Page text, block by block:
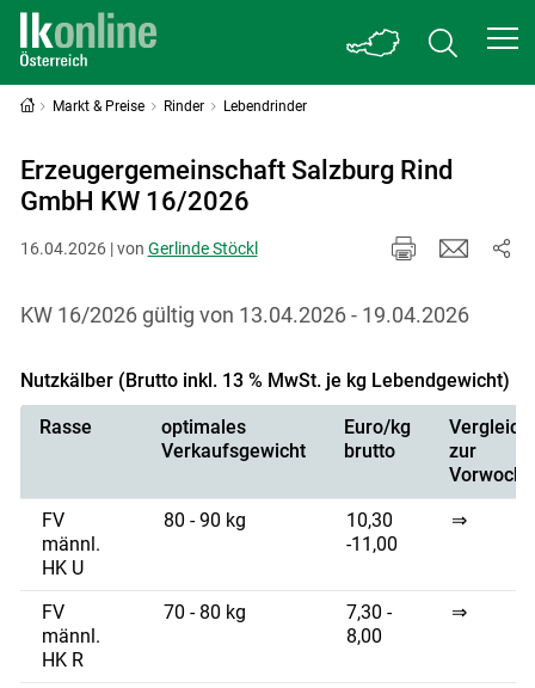
Markt & Preise Rinder Lebendrinder
Erzeugergemeinschaft Salzburg Rind
GmbH KW 16/2026
16.04.2026 | von Gerlinde Stöckl
KW 16/2026 gültig von 13.04.2026 - 19.04.2026
Nutzkälber (Brutto inkl. 13 % MwSt. je kg Lebendgewicht)
Rasse
optimales
Verkaufsgewicht
Euro/kg
brutto
Vergleich
zur
Vorwoche
FV
männl.
HK U
80 - 90 kg
10,30
-11,00
⇒
FV
männl.
HK R
70 - 80 kg
7,30 -
8,00
⇒